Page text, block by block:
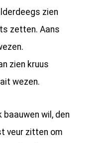
zien
zetten. Aans
zien kruus
wezen.
baauwen wil, den
veur zitten om